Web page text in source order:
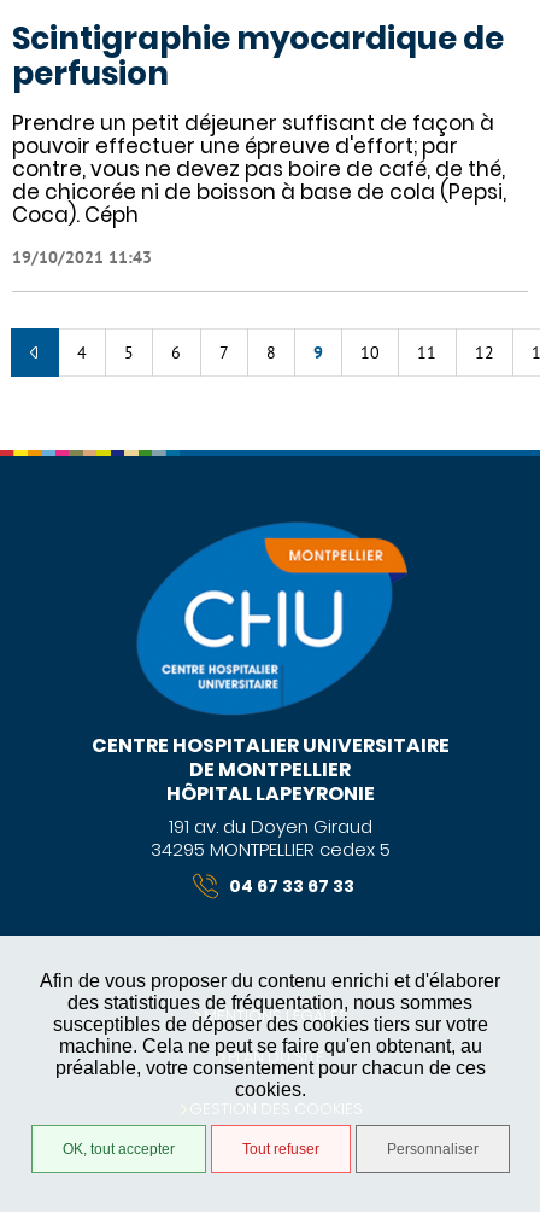
Afin de vous proposer du contenu enrichi et d'élaborer
des statistiques de fréquentation, nous sommes
susceptibles de déposer des cookies tiers sur votre
machine. Cela ne peut se faire qu'en obtenant, au
préalable, votre consentement pour chacun de ces
cookies.
OK, tout accepter Tout refuser Personnaliser
Scintigraphie myocardique de
perfusion
Prendre un petit déjeuner suffisant de façon à
pouvoir effectuer une épreuve d'effort; par
contre, vous ne devez pas boire de café, de thé,
de chicorée ni de boisson à base de cola (Pepsi,
Coca). Céph
19/10/2021 11:43
4 5 6 7 8 9 10 11 12
CENTRE HOSPITALIER UNIVERSITAIRE
DE MONTPELLIER
HÔPITAL LAPEYRONIE
191 av. du Doyen Giraud
34295 MONTPELLIER cedex 5
04 67 33 67 33
MENTIONS LÉGALES
PLAN DU SITE
GESTION DES COOKIES